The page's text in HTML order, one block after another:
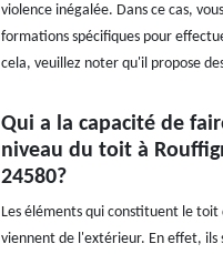
violence inégalée. Dans ce cas,
formations spécifiques pour
cela, veuillez noter qu'il propose
Qui a la capacité de
niveau du toit à
24580?
Les éléments qui constituent le toit
viennent de l'extérieur. En effet, ils